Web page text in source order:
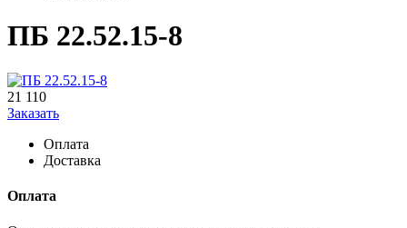
ПБ 22.52.15-8
21 110
Заказать
Оплата
Доставка
Оплата